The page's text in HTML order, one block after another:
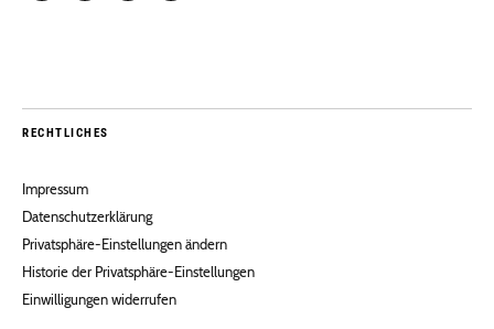
RECHTLICHES
Impressum
Datenschutzerklärung
Privatsphäre-Einstellungen ändern
Historie der Privatsphäre-Einstellungen
Einwilligungen widerrufen